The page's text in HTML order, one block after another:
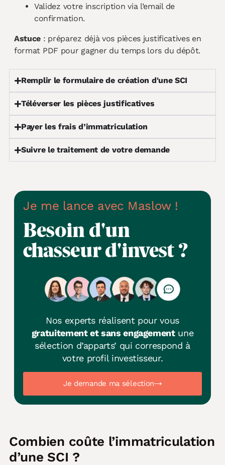
Validez votre inscription via l’email de
confirmation.
Astuce : préparez déjà vos pièces justificatives en
format PDF pour gagner du temps lors du dépôt.
Remplir le formulaire de création d'une SCI
Téléverser les pièces justificatives
Payer les frais d’immatriculation
Suivre le traitement de votre demande
Je me lance avec Maslow !
Besoin d'un
chasseur d'invest ?
Nos experts réalisent pour vous
gratuitement et sans engagementune
sélection d’apparts’ qui correspond à
votre profil investisseur.
Je demande ma sélection
Combien coûte l’immatriculation
d’une SCI ?